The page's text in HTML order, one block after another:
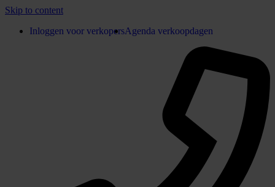
Skip to content
Inloggen voor verkopersAgenda verkoopdagen